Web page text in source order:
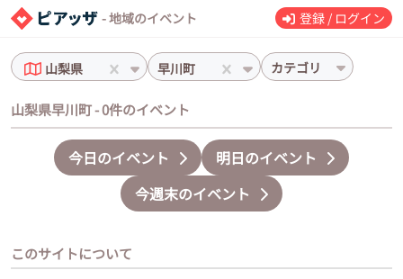
- 地域のイベント 登録 / ログイン
山梨県 早川町 カテゴリ
山梨県早川町 - 0件のイベント
今日のイベント
明日のイベント
今週末のイベント
このサイトについて